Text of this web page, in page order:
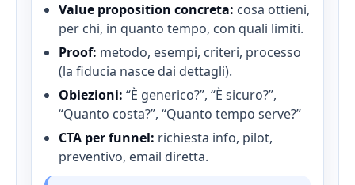
Value proposition concreta: cosa ottieni,
per chi, in quanto tempo, con quali limiti.
Proof: metodo, esempi, criteri, processo
(la fiducia nasce dai dettagli).
Obiezioni: “È generico?”, “È sicuro?”,
“Quanto costa?”, “Quanto tempo serve?”
CTA per funnel: richiesta info, pilot,
preventivo, email diretta.